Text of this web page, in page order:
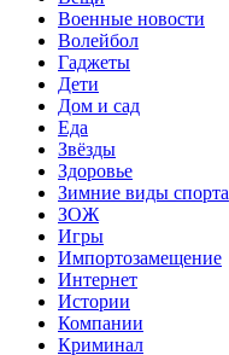
Военные новости
Волейбол
Гаджеты
Дети
Дом и сад
Еда
Звёзды
Здоровье
Зимние виды спорта
ЗОЖ
Игры
Импортозамещение
Интернет
Истории
Компании
Криминал